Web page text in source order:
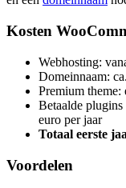
Kosten
Webhosting:
Domeinnaam:
Premium theme:
Betaalde
euro per jaar
Totaal eerste
Voordelen